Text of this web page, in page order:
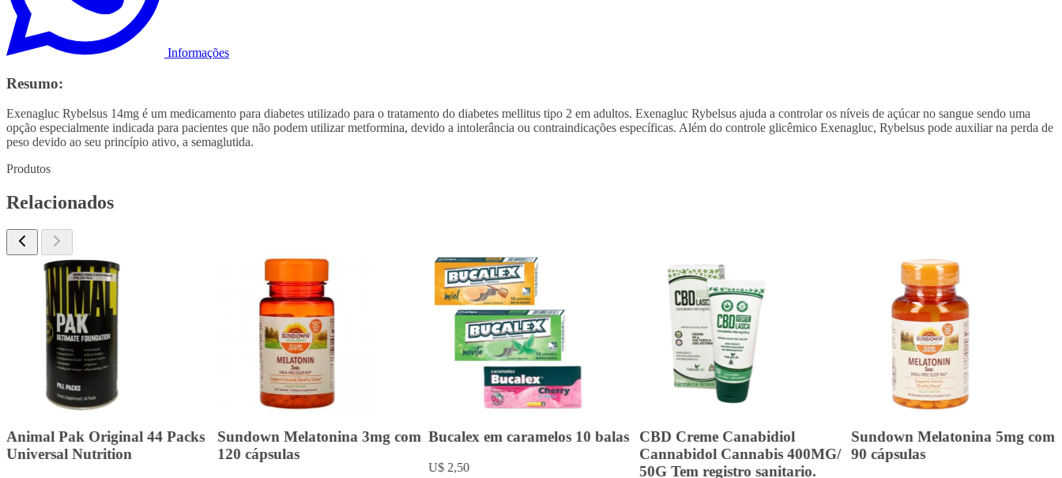
Informações
Resumo:
Exenagluc Rybelsus 14mg é um medicamento para diabetes utilizado para o tratamento do diabetes mellitus tipo 2 em adultos. Exenagluc Rybelsus ajuda a controlar os níveis de açúcar no sangue sendo uma
opção especialmente indicada para pacientes que não podem utilizar metformina, devido a intolerância ou contraindicações específicas. Além do controle glicêmico Exenagluc, Rybelsus pode auxiliar na perda de
peso devido ao seu princípio ativo, a semaglutida.
Produtos
Relacionados
Animal Pak Original 44 Packs
Universal Nutrition
Sundown Melatonina 3mg com
120 cápsulas
Bucalex em caramelos 10 balas
U$ 2,50
CBD Creme Canabidiol
Cannabidol Cannabis 400MG/
50G Tem registro sanitario.
Sundown Melatonina 5mg com
90 cápsulas